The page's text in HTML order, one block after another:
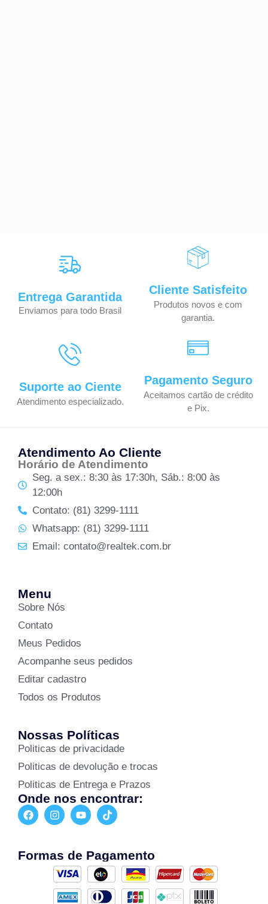
Entrega Garantida
Enviamos para todo Brasil
Cliente Satisfeito
Produtos novos e com
garantia.
Suporte ao Ciente
Atendimento especializado.
Pagamento Seguro
Aceitamos cartão de crédito
e Pix.
Atendimento Ao Cliente
Horário de Atendimento
Seg. a sex.: 8:30 às 17:30h, Sáb.: 8:00 às
12:00h
Contato: (81) 3299-1111
Whatsapp: (81) 3299-1111
Email: contato@realtek.com.br
Menu
Sobre Nós
Contato
Meus Pedidos
Acompanhe seus pedidos
Editar cadastro
Todos os Produtos
Nossas Políticas
Politicas de privacidade
Politicas de devolução e trocas
Politicas de Entrega e Prazos
Onde nos encontrar:
Formas de Pagamento